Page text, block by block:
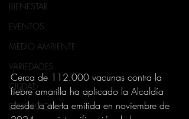
BIENESTAR
EVENTOS
MEDIO AMBIENTE
VARIEDADES
CIUDAD
EDUCACION
Cerca de 112.000 vacunas contra la
fiebre amarilla ha aplicado la Alcaldía
desde la alerta emitida en noviembre de